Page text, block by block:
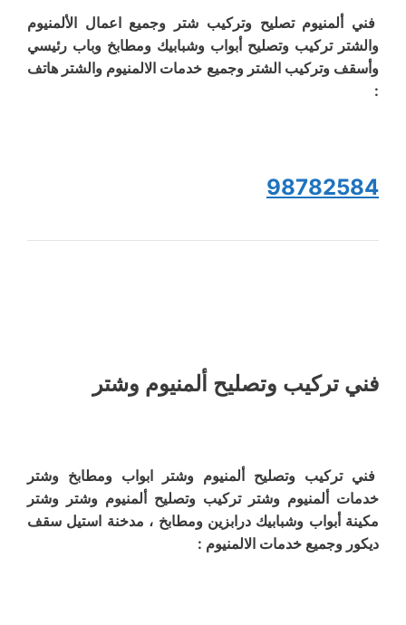
فني ألمنيوم تصليح وتركيب شتر وجميع اعمال الألمنيوم
والشتر تركيب وتصليح أبواب وشبابيك ومطابخ وباب رئيسي
وأسقف وتركيب الشتر وجميع خدمات الالمنيوم والشتر هاتف
:
98782584
فني تركيب وتصليح ألمنيوم وشتر
فني تركيب وتصليح ألمنيوم وشتر ابواب ومطابخ وشتر
خدمات ألمنيوم وشتر تركيب وتصليح ألمنيوم وشتر وشتر
مكينة أبواب وشبابيك درابزين ومطابخ ، مدخنة استيل سقف
ديكور وجميع خدمات الالمنيوم :